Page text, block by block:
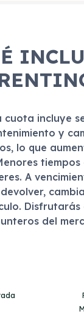
cuota incluye
y
lo que
A
Disfrutarás
del